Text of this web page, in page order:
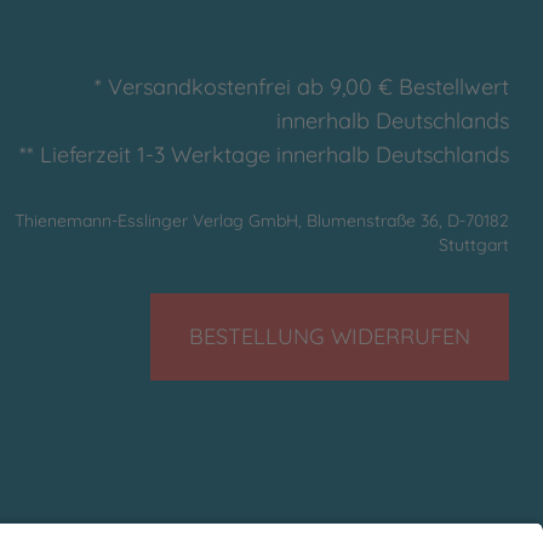
* Versandkostenfrei ab 9,00 € Bestellwert
innerhalb Deutschlands
** Lieferzeit 1-3 Werktage innerhalb Deutschlands
Thienemann-Esslinger Verlag GmbH, Blumenstraße 36, D-70182
Stuttgart
BESTELLUNG WIDERRUFEN